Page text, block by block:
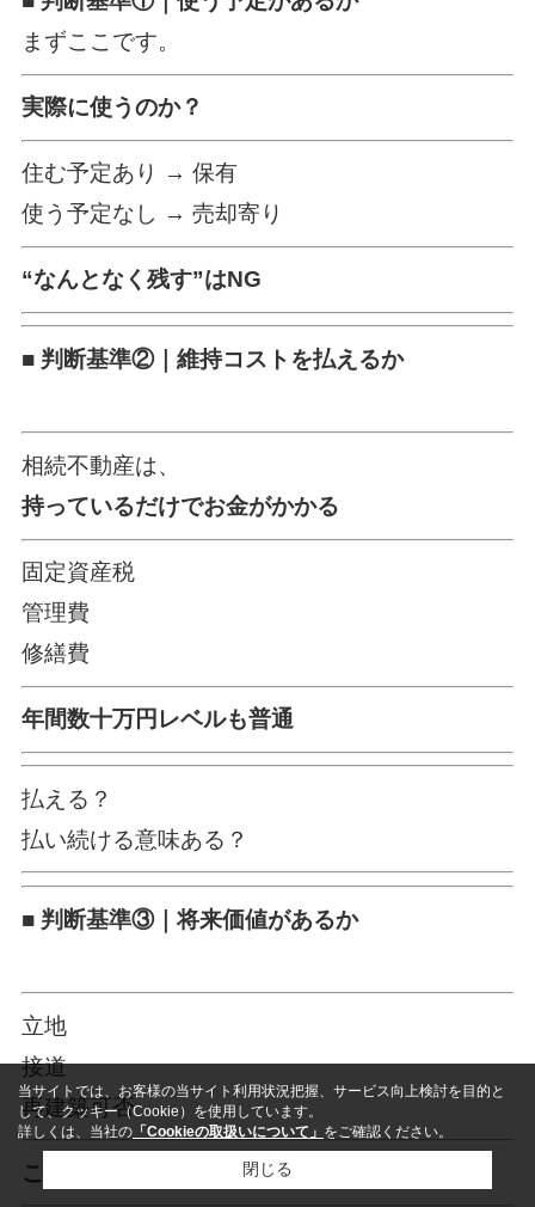
まずここです。
実際に使うのか？
住む予定あり → 保有
使う予定なし → 売却寄り
“なんとなく残す”はNG
■ 判断基準②｜維持コストを払えるか
相続不動産は、
持っているだけでお金がかかる
固定資産税
管理費
修繕費
年間数十万円レベルも普通
払える？
払い続ける意味ある？
■ 判断基準③｜将来価値があるか
立地
接道
再建築可否
ここで決まる
当サイトでは、お客様の当サイト利用状況把握、サービス向上検討を目的と
して、クッキー（Cookie）を使用しています。
詳しくは、当社の 「Cookieの取扱いについて」 をご確認ください。
閉じる